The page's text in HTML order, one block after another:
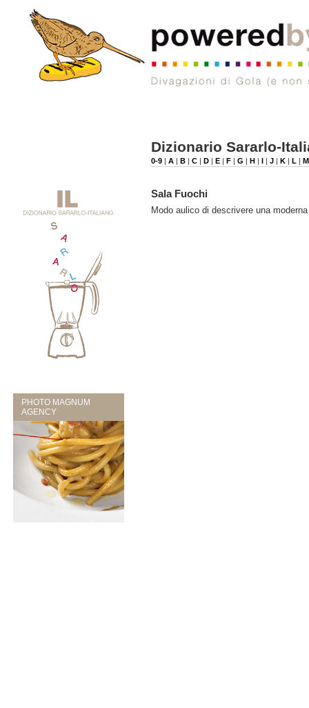
PHOTO MAGNUM
AGENCY
Dizionario Sararlo-
0-9 |A |B |C |D |E |F |G |H |I |J |K |L |M
Sala Fuochi
Modo aulico di descrivere una